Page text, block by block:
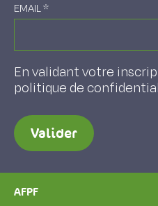
EMAIL*
En validant votre
politique de
Valider
AFPF